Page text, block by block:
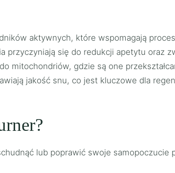
aktywnych, które wspomagają
przyczyniają się do redukcji apetytu oraz
mitochondriów, gdzie są one
jakość snu, co jest kluczowe dla
lub poprawić swoje samopoczucie